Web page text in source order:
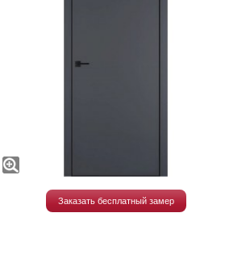
Заказать бесплатный замер